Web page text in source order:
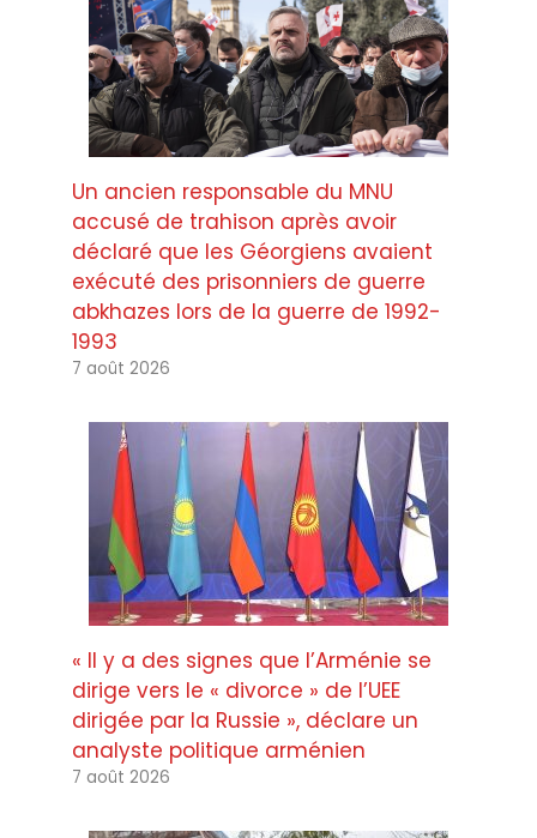
Un ancien responsable du MNU
accusé de trahison après avoir
déclaré que les Géorgiens avaient
exécuté des prisonniers de guerre
abkhazes lors de la guerre de 1992-
1993
7 août 2026
« Il y a des signes que l’Arménie se
dirige vers le « divorce » de l’UEE
dirigée par la Russie », déclare un
analyste politique arménien
7 août 2026